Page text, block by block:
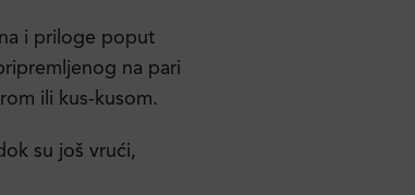
i priloge poput
na pari
ili kus-kusom.
su još vrući,